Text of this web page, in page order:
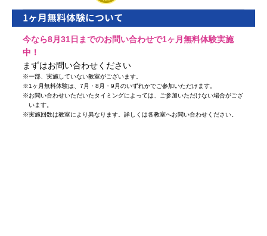
1ヶ月無料体験について
今なら8月31日までのお問い合わせで1ヶ月無料体験実施
中！
まずはお問い合わせください
※一部、実施していない教室がございます。
※1ヶ月無料体験は、7月・8月・9月のいずれかでご参加いただけます。
※お問い合わせいただいたタイミングによっては、ご参加いただけない場合がござ
います。
※実施回数は教室により異なります。詳しくは各教室へお問い合わせください。